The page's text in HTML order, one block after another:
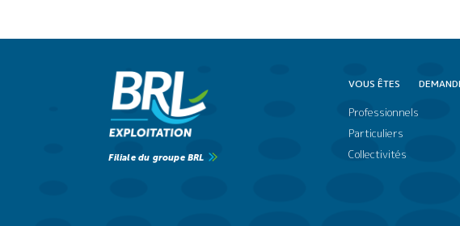
VOUS ÊTES
Professionnels
Particuliers
Collectivités
Filiale du groupe BRL